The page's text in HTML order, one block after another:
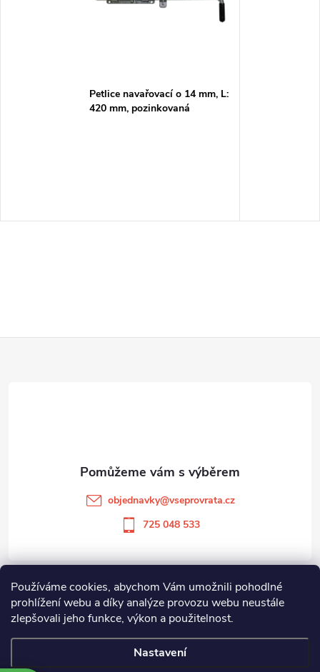
Používáme cookies, abychom Vám umožnili pohodlné
prohlížení webu a díky analýze provozu webu neustále
zlepšovali jeho funkce, výkon a použitelnost.
Nastavení
Petlice navařovací o 14 mm, L:
420 mm, pozinkovaná
objednavky@vseprovrata.cz
725 048 533
Informace pro vás